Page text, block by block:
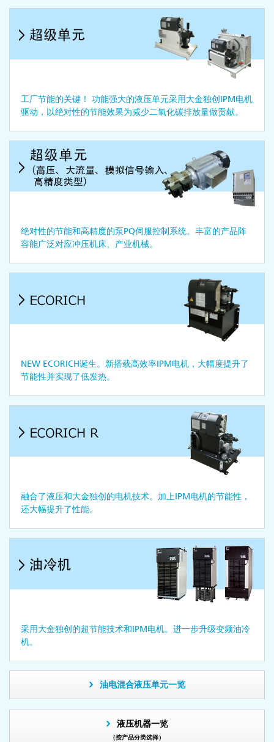
工厂节能的关键！ 功能强大的液压单元采用大金独创IPM电机
驱动，以绝对性的节能效果为减少二氧化碳排放量做贡献。
绝对性的节能和高精度的泵PQ伺服控制系统。丰富的产品阵
容能广泛对应冲压机床、产业机械。
NEW ECORICH诞生。新搭载高效率IPM电机，大幅度提升了
节能性并实现了低发热。
融合了液压和大金独创的电机技术。加上IPM电机的节能性，
还大幅提升了性能。
采用大金独创的超节能技术和IPM电机。进一步升级变频油冷
机。
油电混合液压单元一览
液压机器一览
（按产品分类选择）